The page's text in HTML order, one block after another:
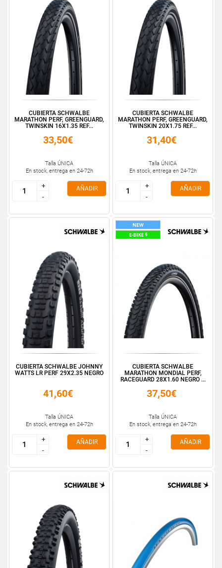
CUBIERTA SCHWALBE
MARATHON PERF, GREENGUARD,
TWINSKIN 16X1.35 REF...
33,50€
Talla ÚNICA
En stock, entrega en 24-72h
+
-
+
-
AÑADIR
CUBIERTA SCHWALBE
MARATHON PERF, GREENGUARD,
TWINSKIN 20X1.75 REF...
31,40€
Talla ÚNICA
En stock, entrega en 24-72h
+
-
+
-
AÑADIR
CUBIERTA SCHWALBE JOHNNY
WATTS LR PERF 29X2.35 NEGRO
41,60€
Talla ÚNICA
En stock, entrega en 24-72h
+
-
+
-
AÑADIR
CUBIERTA SCHWALBE
MARATHON MONDIAL PERF,
RACEGUARD 28X1.60 NEGRO ...
37,50€
Talla ÚNICA
En stock, entrega en 24-72h
+
-
+
-
AÑADIR